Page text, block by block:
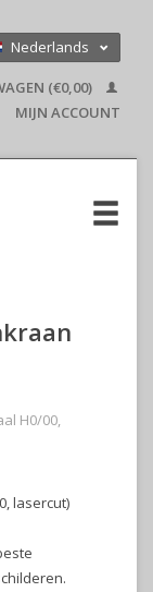
Nederlands
English(€0,00)
MIJN ACCOUNT
H0/00,
lasercut)